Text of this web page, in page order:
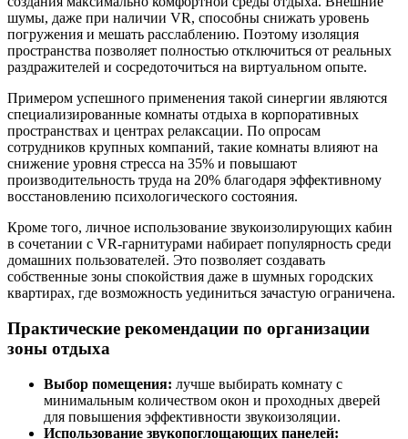
шумы, даже при наличии VR, способны снижать уровень
погружения и мешать расслаблению. Поэтому изоляция
пространства позволяет полностью отключиться от реальных
раздражителей и сосредоточиться на виртуальном опыте.
Примером успешного применения такой синергии являются
специализированные комнаты отдыха в корпоративных
пространствах и центрах релаксации. По опросам
сотрудников крупных компаний, такие комнаты влияют на
снижение уровня стресса на 35% и повышают
производительность труда на 20% благодаря эффективному
восстановлению психологического состояния.
Кроме того, личное использование звукоизолирующих кабин
в сочетании с VR-гарнитурами набирает популярность среди
домашних пользователей. Это позволяет создавать
собственные зоны спокойствия даже в шумных городских
квартирах, где возможность уединиться зачастую ограничена.
Практические рекомендации по организации
зоны отдыха
Выбор помещения: лучше выбирать комнату с
минимальным количеством окон и проходных дверей
для повышения эффективности звукоизоляции.
Использование звукопоглощающих панелей: